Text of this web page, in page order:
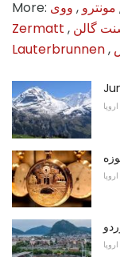
More: مونترو , ووی
Zermatt , گالن
Lauterbrunnen,
اروپا
اروپا
اروپا